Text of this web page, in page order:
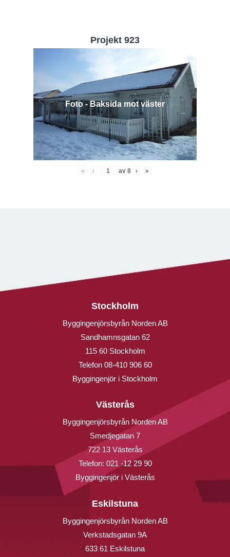
Projekt 923
Foto - Baksida mot väster
« ‹ av 8 › »
Stockholm
Byggingenjörsbyrån Norden AB
Sandhamnsgatan 62
115 60 Stockholm
Telefon 08-410 906 60
Byggingenjör i Stockholm
Västerås
Byggingenjörsbyrån Norden AB
Smedjegatan 7
722 13 Västerås
Telefon: 021 -12 29 90
Byggingenjör i Västerås
Eskilstuna
Byggingenjörsbyrån Norden AB
Verkstadsgatan 9A
633 61 Eskilstuna